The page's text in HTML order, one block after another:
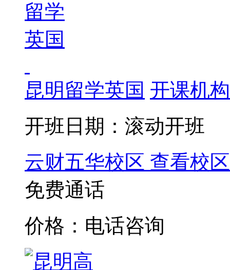
昆明留学英国 开课机
开班日期：滚动开班
云财五华校区 查看校区
免费通话
价格：电话咨询